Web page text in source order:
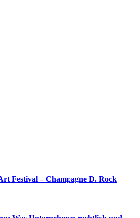
Festival – Champagne D. Rock